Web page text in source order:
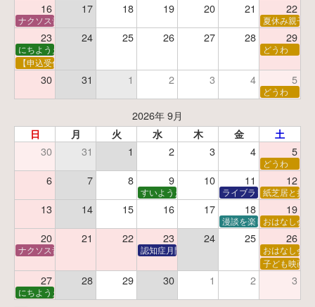
16 17 18 19 20 21 22
ナクソス音楽会 第5回 NHK交響楽団創立100年 夏休み親子
23 24 25 26 27 28 29
にちようえほん
どうわ
【申込受付中】ゆうべのこわ～いおはなし会
30 31 1 2 3 4 5
どうわ
2026年 9月
日 月 火 水 木 金 土
30 31 1 2 3 4 5
どうわ
6 7 8 9 10 11 12
すいようえほん ライブラリーシアター
紙芝居と折
13 14 15 16 17 18 19
漫談を楽しむ会 ～漫談
おはなし会
20 21 22 23 24 25 26
ナクソス音楽会 第6回 宇宙を感じるクラシック認知症月間 特別映画会「調査屋マオさんの恋
おはなし会
子ども映画会
27 28 29 30 1 2 3
にちようえほん